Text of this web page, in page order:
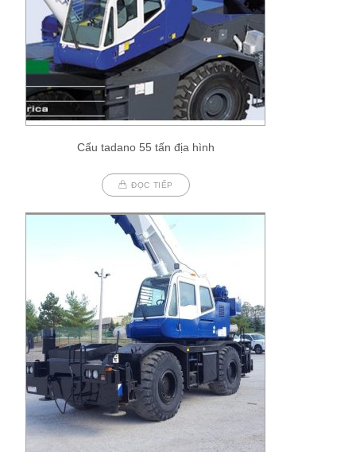
Cẩu tadano 55 tấn địa hình
ĐỌC TIẾP